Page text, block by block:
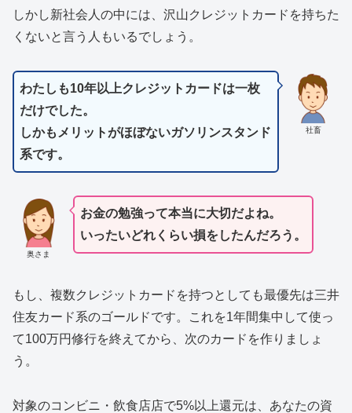
しかし新社会人の中には、沢山クレジットカードを持ちた
くないと言う人もいるでしょう。
社畜
わたしも10年以上クレジットカードは一枚
だけでした。
しかもメリットがほぼないガソリンスタンド
系です。
奥さま
お金の勉強って本当に大切だよね。
いったいどれくらい損をしたんだろう。
もし、複数クレジットカードを持つとしても最優先は三井
住友カード系のゴールドです。これを1年間集中して使っ
て100万円修行を終えてから、次のカードを作りましょ
う。
対象のコンビニ・飲食店店で5%以上還元は、あなたの資